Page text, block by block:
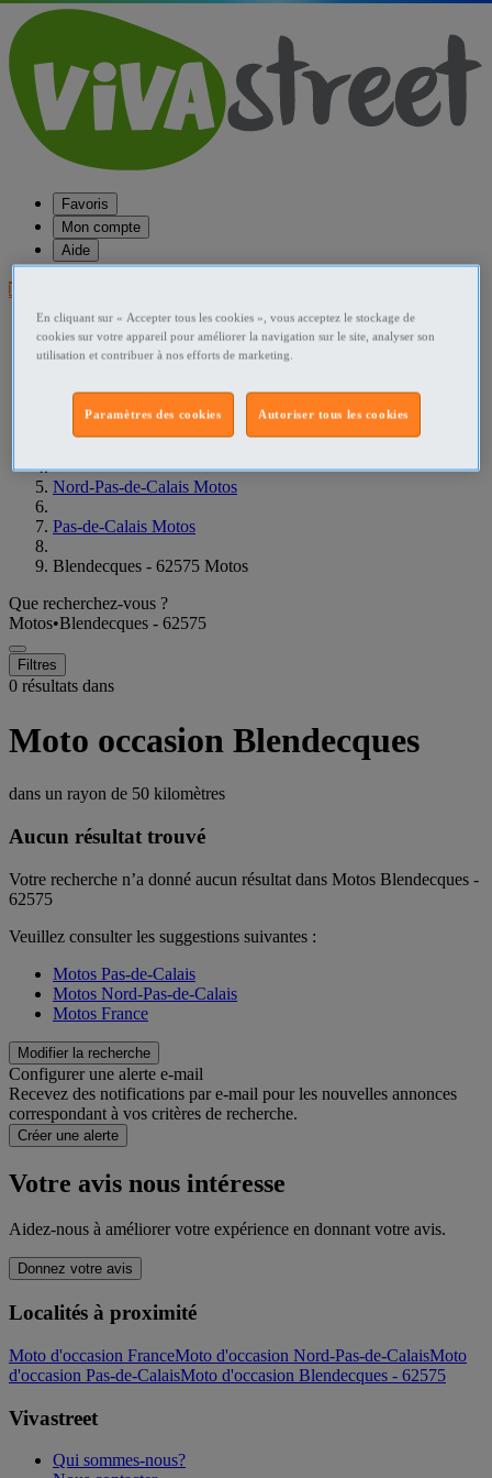
Favoris
Mon compte
Aide
Publier une annonce
Favoris
Publier une annonce
Accueil
Nord-Pas-de-Calais Motos
Pas-de-Calais Motos
Blendecques - 62575 Motos
Que recherchez-vous ?
Motos•Blendecques - 62575
Filtres
0 résultats dans
Moto occasion Blendecques
dans un rayon de 50 kilomètres
Aucun résultat trouvé
Votre recherche n’a donné aucun résultat dans Motos Blendecques -
62575
Veuillez consulter les suggestions suivantes :
Motos Pas-de-Calais
Motos Nord-Pas-de-Calais
Motos France
Modifier la recherche
Configurer une alerte e-mail
Recevez des notifications par e-mail pour les nouvelles annonces
correspondant à vos critères de recherche.
Créer une alerte
Votre avis nous intéresse
Aidez-nous à améliorer votre expérience en donnant votre avis.
Donnez votre avis
Localités à proximité
Moto d'occasion FranceMoto d'occasion Nord-Pas-de-CalaisMoto
d'occasion Pas-de-CalaisMoto d'occasion Blendecques - 62575
Vivastreet
Qui sommes-nous?
En cliquant sur « Accepter tous les cookies », vous acceptez le stockage de
cookies sur votre appareil pour améliorer la navigation sur le site, analyser son
utilisation et contribuer à nos efforts de marketing.
Autoriser tous les cookies
Paramètres des cookies